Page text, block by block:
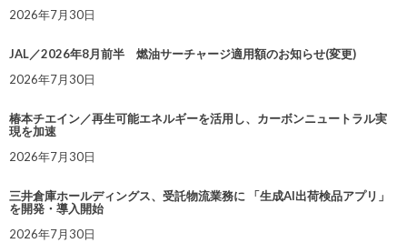
2026年7月30日
JAL／2026年8月前半 燃油サーチャージ適用額のお知らせ(変更)
2026年7月30日
椿本チエイン／再生可能エネルギーを活用し、カーボンニュートラル実
現を加速
2026年7月30日
三井倉庫ホールディングス、受託物流業務に 「生成AI出荷検品アプリ」
を開発・導入開始
2026年7月30日